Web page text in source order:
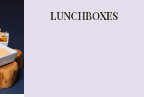
LUNCHBOXES